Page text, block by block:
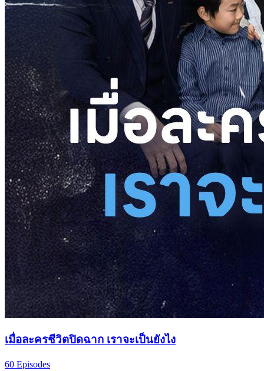
เมื่อละครชีวิตปิดฉาก เราจะเป็นยังไง
60 Episodes